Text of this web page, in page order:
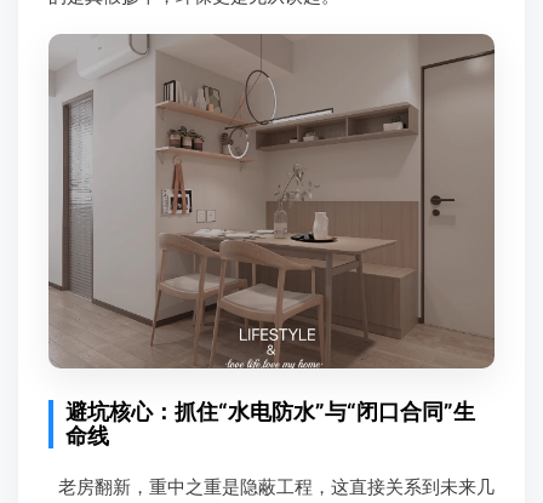
避坑核心：抓住“水电防水”与“闭口合同”生
命线
老房翻新，重中之重是隐蔽工程，这直接关系到未来几